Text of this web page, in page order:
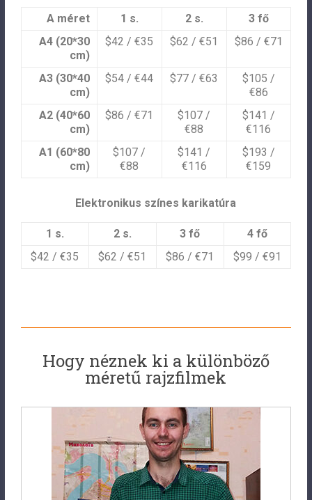
A méret 1 s. 2 s.
3 fő
A4 (20*30
cm)
$42 / €35 $62 / €51 $86 / €71
A3 (30*40
cm)
$54 / €44 $77 / €63
$105 /
€86
A2 (40*60
cm)
$86 / €71
$107 /
€88
$141 /
€116
A1 (60*80
cm)
$107 /
€88
$141 /
€116
$193 /
€159
Elektronikus színes karikatúra
1 s. 2 s. 3 fő
4 fő
$42 / €35
$62 / €51 $86 / €71 $99 / €91
Hogy néznek ki a különböző
méretű rajzfilmek